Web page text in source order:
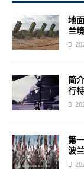
地
兰
简
行
第
波